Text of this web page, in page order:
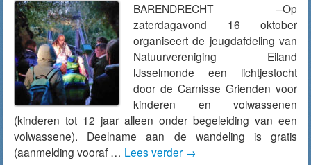
BARENDRECHT –Op
zaterdagavond 16 oktober
organiseert de jeugdafdeling van
Natuurvereniging Eiland
IJsselmonde een lichtjestocht
door de Carnisse Grienden voor
kinderen en volwassenen
(kinderen tot 12 jaar alleen onder begeleiding van een
volwassene). Deelname aan de wandeling is gratis
(aanmelding vooraf … Lees verder →